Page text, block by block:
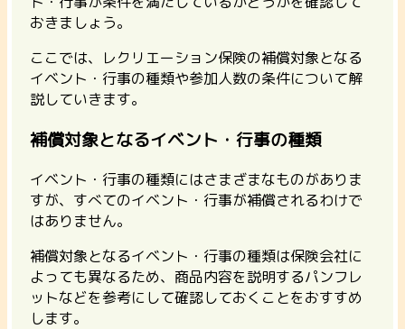
おきましょう。
ここでは、レクリエーション保険の補償対象となる
イベント・行事の種類や参加人数の条件について解
説していきます。
補償対象となるイベント・行事の種類
イベント・行事の種類にはさまざまなものがありま
すが、すべてのイベント・行事が補償されるわけで
はありません。
補償対象となるイベント・行事の種類は保険会社に
よっても異なるため、商品内容を説明するパンフレ
ットなどを参考にして確認しておくことをおすすめ
します。